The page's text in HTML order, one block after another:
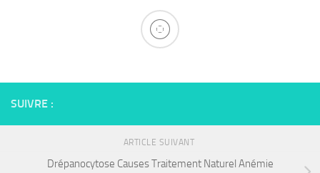
SUIVRE :
ARTICLE SUIVANT
Drépanocytose Causes Traitement Naturel Anémie